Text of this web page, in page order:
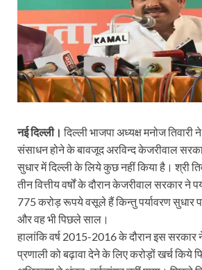
नई दिल्ली। दिल्ली भाजपा अध्यक्ष मनोज तिवारी
संसाधन होने के बावजूद अरविन्द केजरीवाल
सुधार में दिल्ली के लिये कुछ नहीं किया है। श्री
तीन वित्तीय वर्षों के दौरान केजरीवाल सरकार ने
775 करोड़ रूपये वसूले हैं किन्तु पर्यावरण सुधार
और वह भी पिछले साल।
हालांकि वर्ष 2015-2016 के दौरान इस
प्रणाली को बढ़ावा देने के लिए करोड़ों खर्च किये